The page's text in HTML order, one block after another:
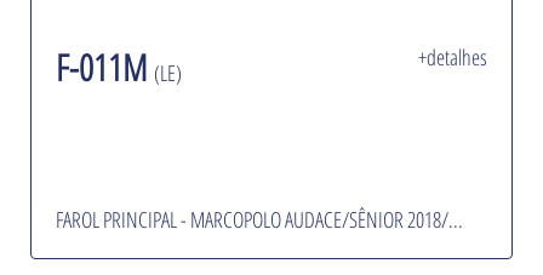
F-011M (LE)
+detalhes
FAROL PRINCIPAL - MARCOPOLO AUDACE/SÊNIOR 2018/...